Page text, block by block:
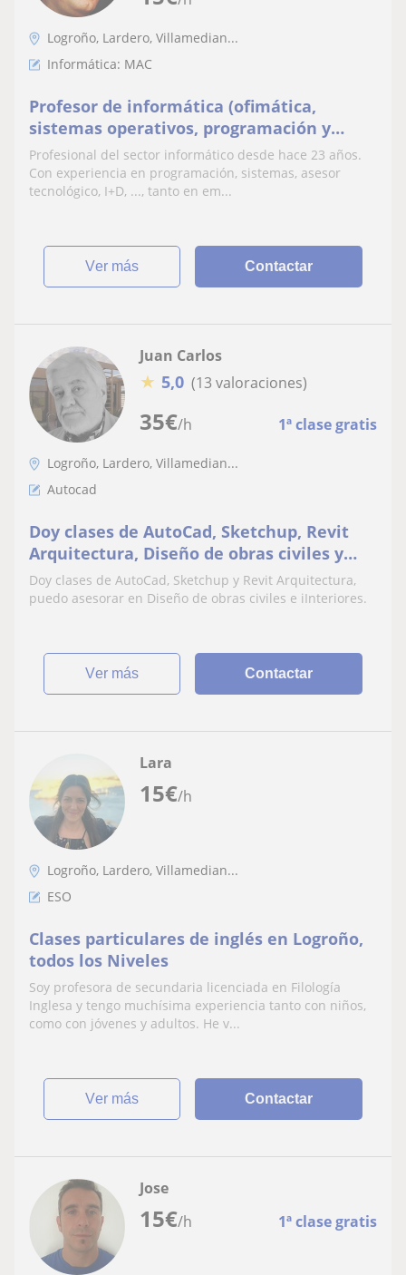
Logroño, Lardero, Villamedian...
Informática: MAC
Profesor de informática (ofimática,
sistemas operativos, programación y
sistemas) básica o apasiona la tecnología
y disfruto compartiendo conocimientos y
experiencias en mis clases
Profesional del sector informático desde hace 23 años.
Con experiencia en programación, sistemas, asesor
tecnológico, I+D, ..., tanto en em...
ver más Contactar
35€/h 1ª clase gratis
Juan Carlos
★ 5,0 (13 valoraciones)
Logroño, Lardero, Villamedian...
Autocad
Doy clases de AutoCad, Sketchup, Revit
Arquitectura, Diseño de obras civiles y
Diseño de Interiores
Doy clases de AutoCad, Sketchup y Revit Arquitectura,
puedo asesorar en Diseño de obras civiles e iInteriores.
ver más Contactar
15€/h
Lara
Logroño, Lardero, Villamedian...
ESO
Clases particulares de inglés en Logroño,
todos los Niveles
Soy profesora de secundaria licenciada en Filología
Inglesa y tengo muchísima experiencia tanto con niños,
como con jóvenes y adultos. He v...
ver más Contactar
15€/h 1ª clase gratis
Jose